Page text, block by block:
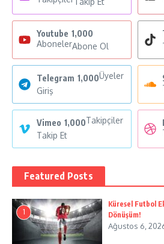
Youtube 1,000
AbonelerAbone Ol
Telegram 1,000Üyeler
Giriş
Vimeo 1,000Takipçiler
Takip Et
Featured Posts
1
Küresel Futbol
Dönüşüm!
Ağustos 6,